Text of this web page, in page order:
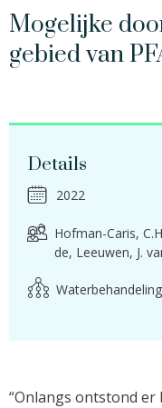
Mogelijke
gebied van
Details
2022
Hofman-Caris,
de Leeuwen, J.
Waterbehandeling
“Onlangs ontstond